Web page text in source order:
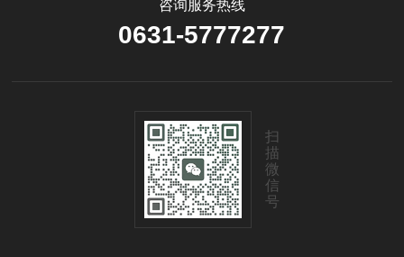
咨询服务热线
0631-5777277
扫
描
微
信
号